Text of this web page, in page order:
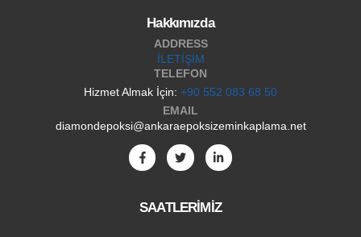
Hakkımızda
ADDRESS
İLETİŞİM
TELEFON
Hizmet Almak İçin: +90 552 083 68 50
EMAIL
diamondepoksi@ankaraepoksizeminkaplama.net
SAATLERİMİZ